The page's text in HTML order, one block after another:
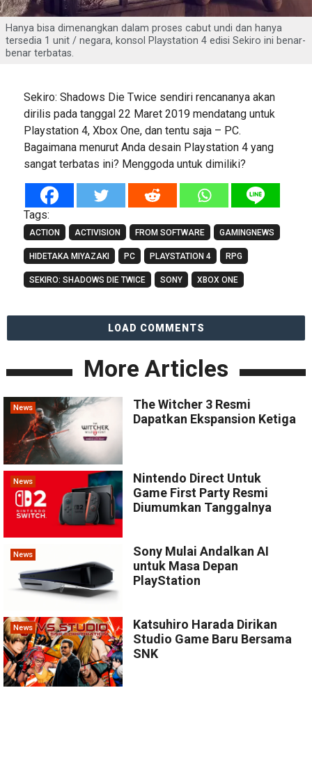
Hanya bisa dimenangkan dalam proses cabut undi dan hanya
tersedia 1 unit / negara, konsol Playstation 4 edisi Sekiro ini benar-
benar terbatas.
Sekiro: Shadows Die Twice sendiri rencananya akan
dirilis pada tanggal 22 Maret 2019 mendatang untuk
Playstation 4, Xbox One, dan tentu saja – PC.
Bagaimana menurut Anda desain Playstation 4 yang
sangat terbatas ini? Menggoda untuk dimiliki?
Tags:
ACTION ACTIVISION FROM SOFTWARE GAMINGNEWS
HIDETAKA MIYAZAKI PC PLAYSTATION 4 RPG
SEKIRO: SHADOWS DIE TWICE SONY XBOX ONE
LOAD COMMENTS
More Articles
News
The Witcher 3 Resmi
Dapatkan Ekspansion Ketiga
News
Nintendo Direct Untuk
Game First Party Resmi
Diumumkan Tanggalnya
News
Sony Mulai Andalkan AI
untuk Masa Depan
PlayStation
News
Katsuhiro Harada Dirikan
Studio Game Baru Bersama
SNK